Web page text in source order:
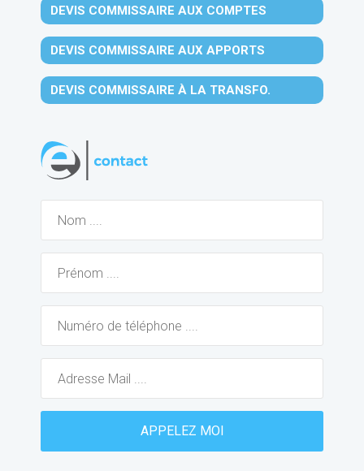
DEVIS COMMISSAIRE AUX COMPTES
DEVIS COMMISSAIRE AUX APPORTS
DEVIS COMMISSAIRE À LA TRANSFO.